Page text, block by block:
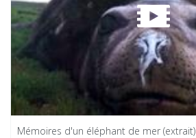
Mémoires d'un éléphant de mer (extrait)